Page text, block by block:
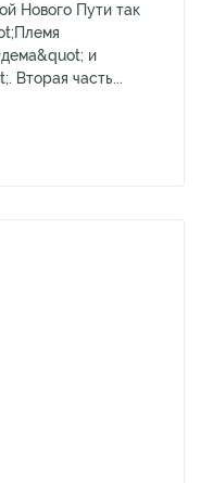
Нового Пути так
и
Вторая часть...